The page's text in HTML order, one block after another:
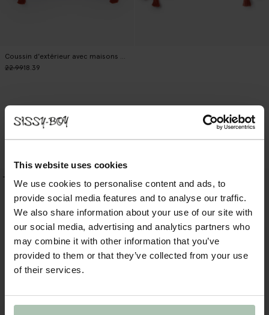
This website uses cookies
We use cookies to personalise content and ads, to
provide social media features and to analyse our traffic.
We also share information about your use of our site with
our social media, advertising and analytics partners who
may combine it with other information that you’ve
provided to them or that they’ve collected from your use
of their services.
22.9918.39
22.9918.39
-20%